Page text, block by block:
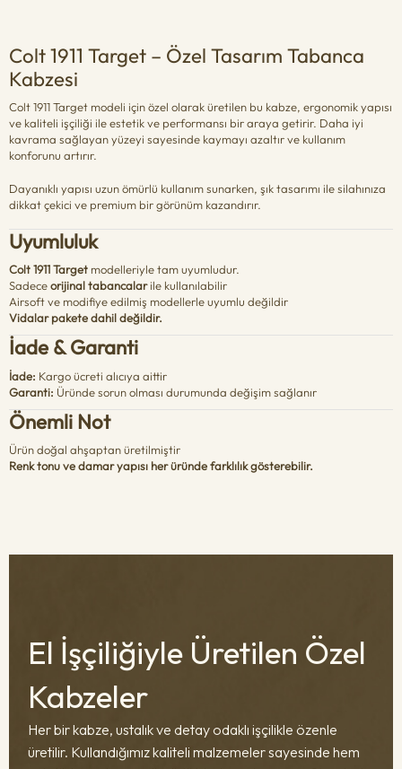
Colt 1911 Target – Özel Tasarım Tabanca
Kabzesi
Colt 1911 Target modeli için özel olarak üretilen bu kabze, ergonomik yapısı
ve kaliteli işçiliği ile estetik ve performansı bir araya getirir. Daha iyi
kavrama sağlayan yüzeyi sayesinde kaymayı azaltır ve kullanım
konforunu artırır.
Dayanıklı yapısı uzun ömürlü kullanım sunarken, şık tasarımı ile silahınıza
dikkat çekici ve premium bir görünüm kazandırır.
Uyumluluk
Colt 1911 Target modelleriyle tam uyumludur.
Sadeceorijinal tabancalarile kullanılabilir
Airsoft ve modifiye edilmiş modellerle uyumlu değildir
Vidalar pakete dahil değildir.
İade & Garanti
İade: Kargo ücreti alıcıya aittir
Garanti: Üründe sorun olması durumunda değişim sağlanır
Önemli Not
Ürün doğal ahşaptan üretilmiştir
Renk tonu ve damar yapısı her üründe farklılık gösterebilir.
El İşçiliğiyle Üretilen Özel
Kabzeler
Her bir kabze, ustalık ve detay odaklı işçilikle özenle
üretilir. Kullandığımız kaliteli malzemeler sayesinde hem